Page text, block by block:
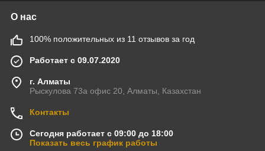
О нас
100% положительных из 11 отзывов за год
Работает с 09.07.2020
г. Алматы
Рыскулова 73а офис 20, Алматы, Казахстан
Контакты
Сегодня работает с 09:00 до 18:00
Показать весь график работы